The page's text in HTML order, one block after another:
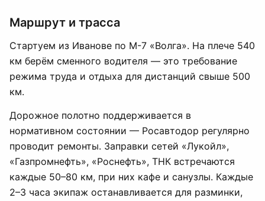
Маршрут и трасса
Стартуем из Иванове по М-7 «Волга». На плече 540
км берём сменного водителя — это требование
режима труда и отдыха для дистанций свыше 500
км.
Дорожное полотно поддерживается в
нормативном состоянии — Росавтодор регулярно
проводит ремонты. Заправки сетей «Лукойл»,
«Газпромнефть», «Роснефть», ТНК встречаются
каждые 50–80 км, при них кафе и санузлы. Каждые
2–3 часа экипаж останавливается для разминки,